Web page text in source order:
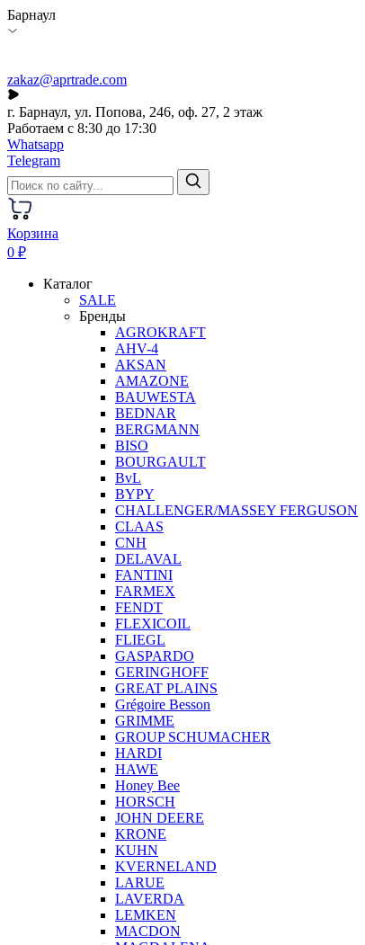
Барнаул
zakaz@aprtrade.com
г. Барнаул, ул. Попова, 246, оф. 27, 2 этаж
Работаем с 8:30 до 17:30
Whatsapp
Telegram
Корзина
0 ₽
Каталог
SALE
Бренды
AGROKRAFT
AHV-4
AKSAN
AMAZONE
BAUWESTA
BEDNAR
BERGMANN
BISO
BOURGAULT
BvL
BYPY
CHALLENGER/MASSEY FERGUSON
CLAAS
CNH
DELAVAL
FANTINI
FARMEX
FENDT
FLEXICOIL
FLIEGL
GASPARDO
GERINGHOFF
GREAT PLAINS
Grégoire Besson
GRIMME
GROUP SCHUMACHER
HARDI
HAWE
Honey Bee
HORSCH
JOHN DEERE
KRONE
KUHN
KVERNELAND
LARUE
LAVERDA
LEMKEN
MACDON